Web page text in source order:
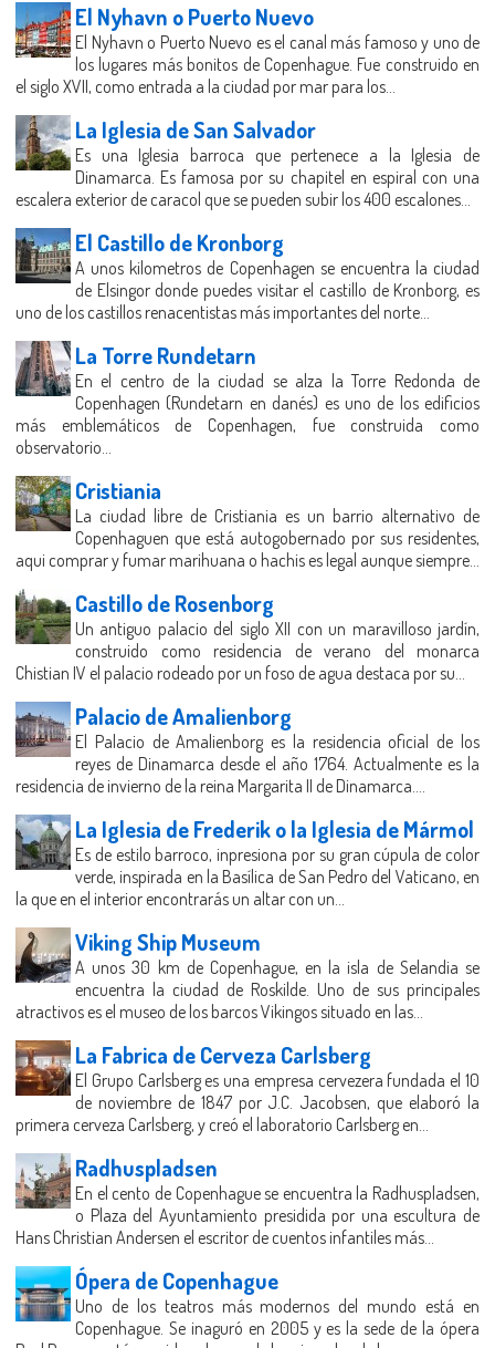
El Nyhavn o Puerto Nuevo
El Nyhavn o Puerto Nuevo es el canal más famoso y uno de
los lugares más bonitos de Copenhague. Fue construido en
el siglo XVII, como entrada a la ciudad por mar para los...
La Iglesia de San Salvador
Es una Iglesia barroca que pertenece a la Iglesia de
Dinamarca. Es famosa por su chapitel en espiral con una
escalera exterior de caracol que se pueden subir los 400 escalones...
El Castillo de Kronborg
A unos kilometros de Copenhagen se encuentra la ciudad
de Elsingor donde puedes visitar el castillo de Kronborg, es
uno de los castillos renacentistas más importantes del norte...
La Torre Rundetarn
En el centro de la ciudad se alza la Torre Redonda de
Copenhagen (Rundetarn en danés) es uno de los edificios
más emblemáticos de Copenhagen, fue construida como
observatorio...
Cristiania
La ciudad libre de Cristiania es un barrio alternativo de
Copenhaguen que está autogobernado por sus residentes,
aqui comprar y fumar marihuana o hachis es legal aunque siempre...
Castillo de Rosenborg
Un antiguo palacio del siglo XII con un maravilloso jardín,
construido como residencia de verano del monarca
Chistian IV el palacio rodeado por un foso de agua destaca por su...
Palacio de Amalienborg
El Palacio de Amalienborg es la residencia oficial de los
reyes de Dinamarca desde el año 1764. Actualmente es la
residencia de invierno de la reina Margarita II de Dinamarca....
La Iglesia de Frederik o la Iglesia de Mármol
Es de estilo barroco, inpresiona por su gran cúpula de color
verde, inspirada en la Basílica de San Pedro del Vaticano, en
la que en el interior encontrarás un altar con un...
Viking Ship Museum
A unos 30 km de Copenhague, en la isla de Selandia se
encuentra la ciudad de Roskilde. Uno de sus principales
atractivos es el museo de los barcos Vikingos situado en las...
La Fabrica de Cerveza Carlsberg
El Grupo Carlsberg es una empresa cervezera fundada el 10
de noviembre de 1847 por J.C. Jacobsen, que elaboró la
primera cerveza Carlsberg, y creó el laboratorio Carlsberg en...
Radhuspladsen
En el cento de Copenhague se encuentra la Radhuspladsen,
o Plaza del Ayuntamiento presidida por una escultura de
Hans Christian Andersen el escritor de cuentos infantiles más...
Ópera de Copenhague
Uno de los teatros más modernos del mundo está en
Copenhague. Se inaguró en 2005 y es la sede de la ópera